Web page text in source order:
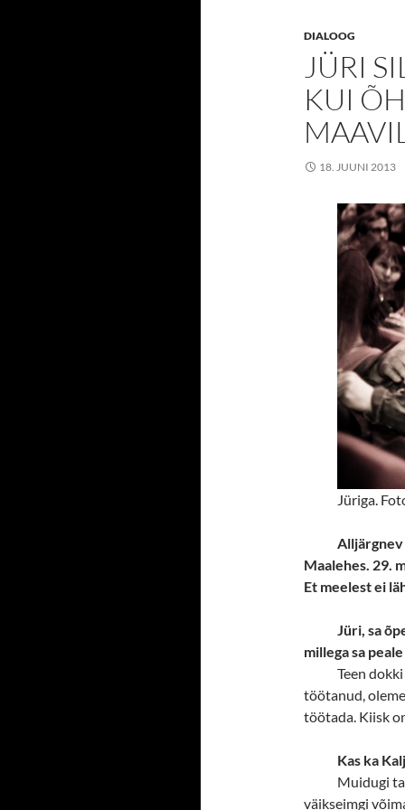
DIALOOG
JÜRI
KUI
18. JUUNI 2013
Jüriga.
Alljärgnev
Maalehes. 29.
Et meelest ei
Jüri, sa
millega sa
Teen
töötanud,
töötada. Kiisk
Kas ka
Muidugi
väikseimgi